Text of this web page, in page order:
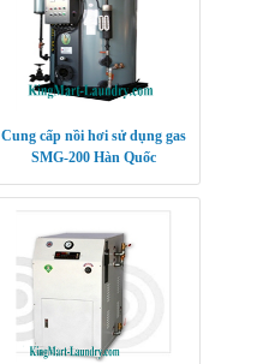
Cung cấp nồi hơi sử dụng gas
SMG-200 Hàn Quốc